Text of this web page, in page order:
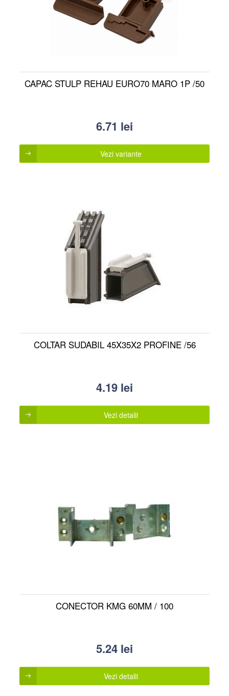
CAPAC STULP REHAU EURO70 MARO 1P /50
6.71 lei
Vezi variante
COLTAR SUDABIL 45X35X2 PROFINE /56
4.19 lei
Vezi detalii
CONECTOR KMG 60MM / 100
5.24 lei
Vezi detalii